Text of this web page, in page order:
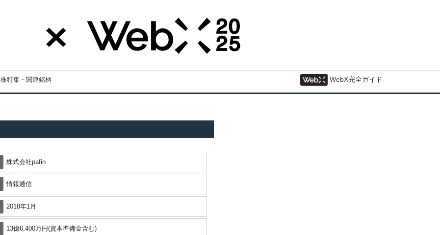
株特集・関連銘柄 WebX完全ガイド
株式会社pafin
情報通信
2018年1月
13億6,400万円(資本準備金含む)